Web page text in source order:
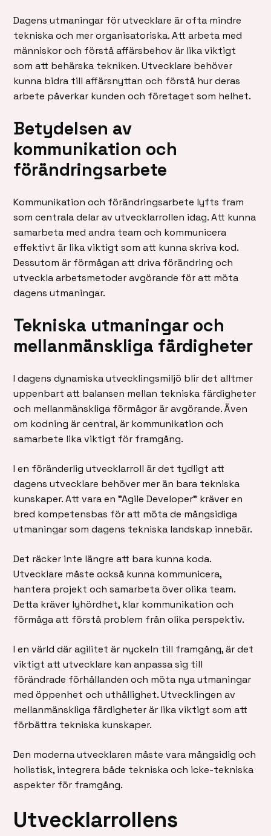
Dagens utmaningar för utvecklare är ofta mindre
tekniska och mer organisatoriska. Att arbeta med
människor och förstå affärsbehov är lika viktigt
som att behärska tekniken. Utvecklare behöver
kunna bidra till affärsnyttan och förstå hur deras
arbete påverkar kunden och företaget som helhet.
Betydelsen av
kommunikation och
förändringsarbete
Kommunikation och förändringsarbete lyfts fram
som centrala delar av utvecklarrollen idag. Att kunna
samarbeta med andra team och kommunicera
effektivt är lika viktigt som att kunna skriva kod.
Dessutom är förmågan att driva förändring och
utveckla arbetsmetoder avgörande för att möta
dagens utmaningar.
Tekniska utmaningar och
mellanmänskliga färdigheter
I dagens dynamiska utvecklingsmiljö blir det alltmer
uppenbart att balansen mellan tekniska färdigheter
och mellanmänskliga förmågor är avgörande. Även
om kodning är central, är kommunikation och
samarbete lika viktigt för framgång.
I en föränderlig utvecklarroll är det tydligt att
dagens utvecklare behöver mer än bara tekniska
kunskaper. Att vara en ”Agile Developer” kräver en
bred kompetensbas för att möta de mångsidiga
utmaningar som dagens tekniska landskap innebär.
Det räcker inte längre att bara kunna koda.
Utvecklare måste också kunna kommunicera,
hantera projekt och samarbeta över olika team.
Detta kräver lyhördhet, klar kommunikation och
förmåga att förstå problem från olika perspektiv.
I en värld där agilitet är nyckeln till framgång, är det
viktigt att utvecklare kan anpassa sig till
förändrade förhållanden och möta nya utmaningar
med öppenhet och uthållighet. Utvecklingen av
mellanmänskliga färdigheter är lika viktigt som att
förbättra tekniska kunskaper.
Den moderna utvecklaren måste vara mångsidig och
holistisk, integrera både tekniska och icke-tekniska
aspekter för framgång.
Utvecklarrollens